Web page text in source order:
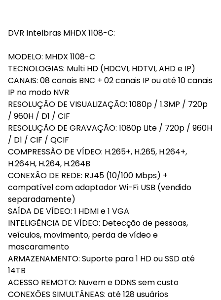
DVR Intelbras MHDX 1108-C:
MODELO: MHDX 1108-C
TECNOLOGIAS: Multi HD (HDCVI, HDTVI, AHD e IP)
CANAIS: 08 canais BNC + 02 canais IP ou até 10 canais
IP no modo NVR
RESOLUÇÃO DE VISUALIZAÇÃO: 1080p / 1.3MP / 720p
/ 960H / D1 / CIF
RESOLUÇÃO DE GRAVAÇÃO: 1080p Lite / 720p / 960H
/ D1 / CIF / QCIF
COMPRESSÃO DE VÍDEO: H.265+, H.265, H.264+,
H.264H, H.264, H.264B
CONEXÃO DE REDE: RJ45 (10/100 Mbps) +
compatível com adaptador Wi-Fi USB (vendido
separadamente)
SAÍDA DE VÍDEO: 1 HDMI e 1 VGA
INTELIGÊNCIA DE VÍDEO: Detecção de pessoas,
veículos, movimento, perda de vídeo e
mascaramento
ARMAZENAMENTO: Suporte para 1 HD ou SSD até
14TB
ACESSO REMOTO: Nuvem e DDNS sem custo
CONEXÕES SIMULTÂNEAS: até 128 usuários